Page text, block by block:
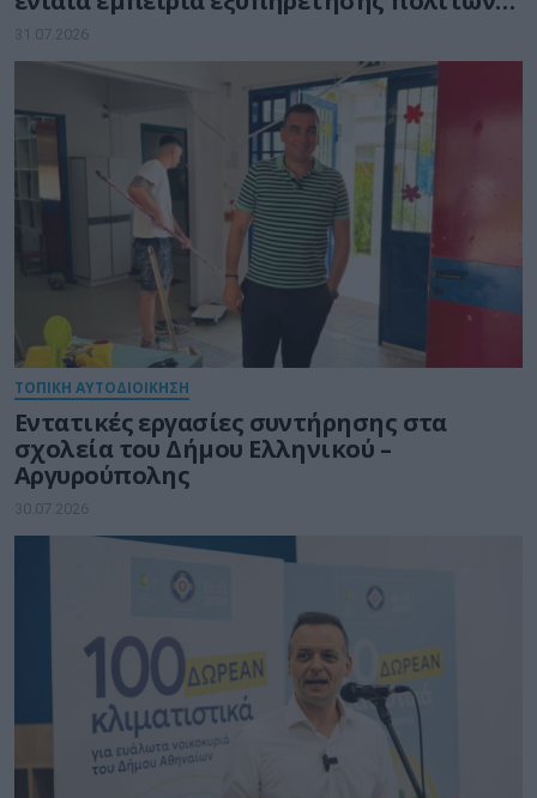
και επιχειρήσεων
31.07.2026
ΤΟΠΙΚΗ ΑΥΤΟΔΙΟΙΚΗΣΗ
Εντατικές εργασίες συντήρησης στα
σχολεία του Δήμου Ελληνικού –
Αργυρούπολης
30.07.2026